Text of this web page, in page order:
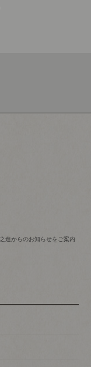
進からのお知らせをご案内